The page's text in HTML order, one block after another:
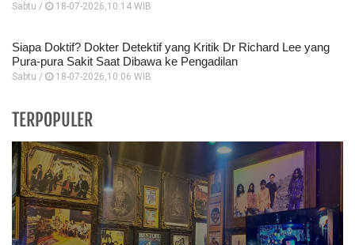
Sabtu / 18-07-2026,10:14 WIB
Siapa Doktif? Dokter Detektif yang Kritik Dr Richard Lee yang
Pura-pura Sakit Saat Dibawa ke Pengadilan
Sabtu / 18-07-2026,10:06 WIB
TERPOPULER